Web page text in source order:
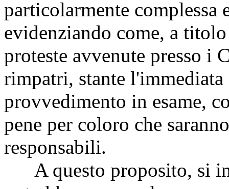
particolarmente complessa
evidenziando come, a
proteste avvenute presso i
rimpatri, stante
provvedimento in esame,
pene per coloro che
responsabili.
A questo proposito, si